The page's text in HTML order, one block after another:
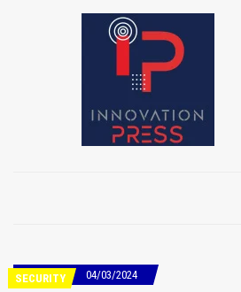
SECURITY 04/03/2024